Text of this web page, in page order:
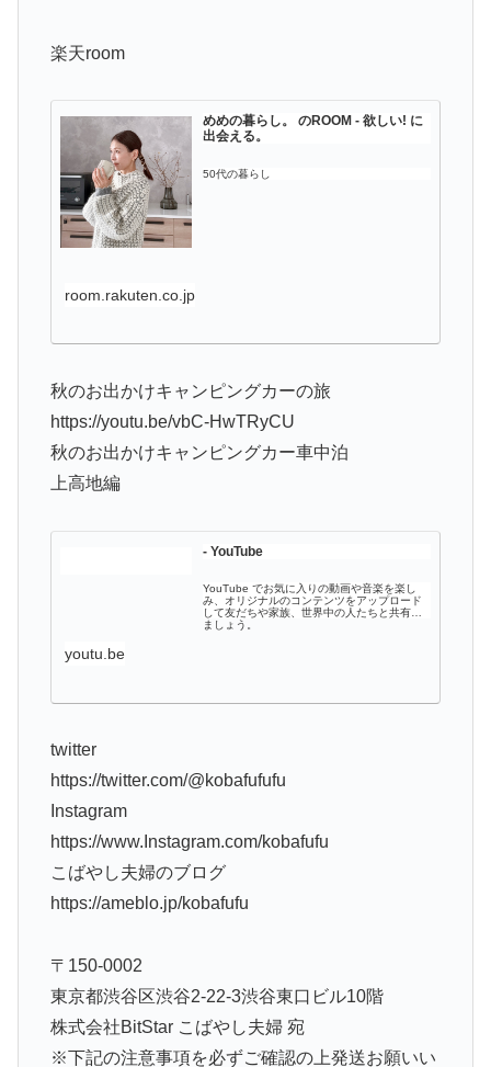
楽天room
めめの暮らし。 のROOM - 欲しい! に
出会える。
50代の暮らし
room.rakuten.co.jp
秋のお出かけキャンピングカーの旅
https://youtu.be/vbC-HwTRyCU
秋のお出かけキャンピングカー車中泊
上高地編
- YouTube
YouTube でお気に入りの動画や音楽を楽し
み、オリジナルのコンテンツをアップロード
して友だちや家族、世界中の人たちと共有し
ましょう。
youtu.be
twitter
https://twitter.com/@kobafufufu
Instagram
https://www.Instagram.com/kobafufu
こばやし夫婦のブログ
https://ameblo.jp/kobafufu
〒150-0002
東京都渋谷区渋谷2-22-3渋谷東口ビル10階
株式会社BitStar こばやし夫婦 宛
※下記の注意事項を必ずご確認の上発送お願いい